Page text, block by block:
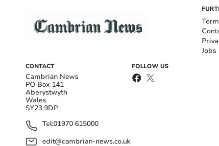
CONTACT
Cambrian News
PO Box 141
Aberystwyth
Wales
SY23 9DP
Tel:01970 615000
edit@cambrian-news.co.uk
FOLLOW US
Jobs